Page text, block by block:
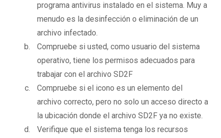
programa antivirus instalado en el sistema. Muy a
menudo es la desinfección o eliminación de un
archivo infectado.
Compruebe si usted, como usuario del sistema
operativo, tiene los permisos adecuados para
trabajar con el archivo SD2F
Compruebe si el icono es un elemento del
archivo correcto, pero no solo un acceso directo a
la ubicación donde el archivo SD2F ya no existe.
Verifique que el sistema tenga los recursos